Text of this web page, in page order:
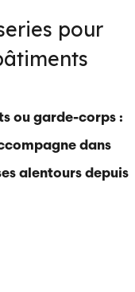
pour
ou garde-corps :
dans
alentours depuis